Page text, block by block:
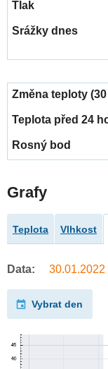
Grafy
Teplota Vlhkost
Data: 30.01.2022
Vybrat den